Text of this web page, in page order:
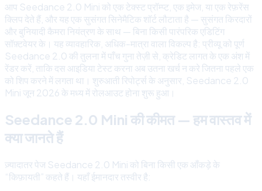
आप Seedance 2.0 Mini को एक टेक्स्ट प्रॉम्प्ट, एक इमेज, या एक रेफ़रेंस
क्लिप देते हैं, और यह एक सुसंगत सिनेमैटिक शॉर्ट लौटाता है — सुसंगत किरदारों
और बुनियादी कैमरा नियंत्रण के साथ — बिना किसी पारंपरिक एडिटिंग
सॉफ़्टवेयर के। यह व्यावहारिक, अधिक-मात्रा वाला विकल्प है: प्रीव्यू को पूर्ण
Seedance 2.0 की तुलना में पाँच गुना तेज़ी से, क्रेडिट लागत के एक अंश में
रेंडर करें, ताकि दस आइडिया टेस्ट करना अब उतना खर्च न करे जितना पहले एक
को शिप करने में लगता था। शुरुआती रिपोर्ट्स के अनुसार, Seedance 2.0
Mini जून 2026 के मध्य में रोलआउट होना शुरू हुआ।
Seedance 2.0 Mini की कीमत — हम वास्तव में
क्या जानते हैं
ज़्यादातर पेज Seedance 2.0 Mini को बिना किसी एक आँकड़े के
“किफ़ायती” कहते हैं। यहाँ ईमानदार तस्वीर है: